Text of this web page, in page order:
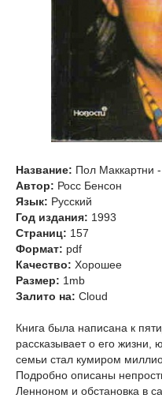
Название: Пол Маккартни
Автор: Росс Бенсон
Язык: Русский
Год издания: 1993
Страниц: 157
Формат: pdf
Качество: Хорошее
Размер: 1mb
Залито на: Cloud
Книга была написана к
рассказывает о его жизни,
семьи стал кумиром
Подробно описаны
Ленноном и обстановка в